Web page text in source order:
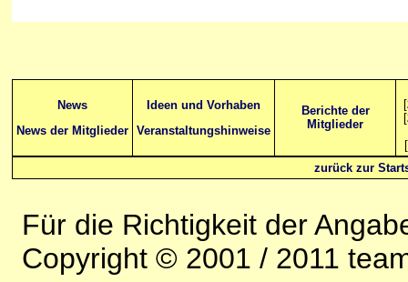
News
News der Mitglieder
Ideen und Vorhaben
Veranstaltungshinweise
Berichte der
Mitglieder
[
[
[
zurück zur
Für die Richtigkeit der
Copyright © 2001 / 2011